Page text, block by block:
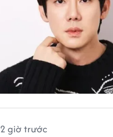
2 giờ trước